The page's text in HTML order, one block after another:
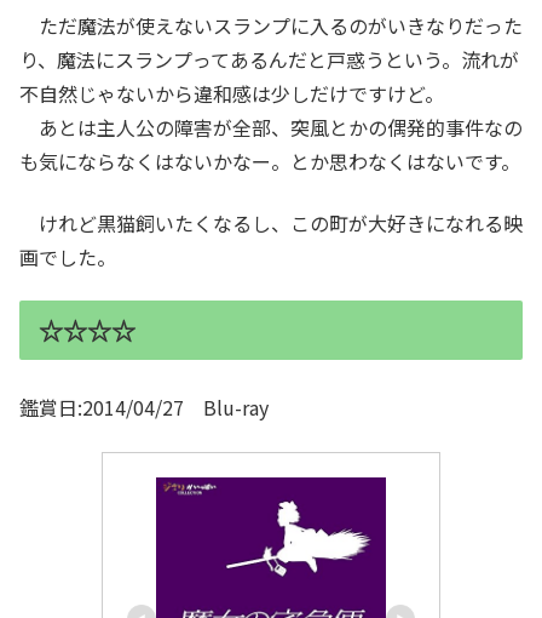
ただ魔法が使えないスランプに入るのがいきなりだった
り、魔法にスランプってあるんだと戸惑うという。流れが
不自然じゃないから違和感は少しだけですけど。
あとは主人公の障害が全部、突風とかの偶発的事件なの
も気にならなくはないかなー。とか思わなくはないです。
けれど黒猫飼いたくなるし、この町が大好きになれる映
画でした。
☆☆☆☆
鑑賞日:2014/04/27 Blu-ray